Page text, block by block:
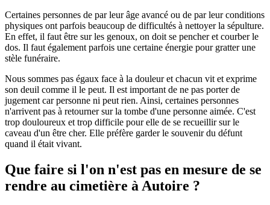
Certaines personnes de par leur âge avancé ou de par leur conditions
physiques ont parfois beaucoup de difficultés à nettoyer la sépulture.
En effet, il faut être sur les genoux, on doit se pencher et courber le
dos. Il faut également parfois une certaine énergie pour gratter une
stèle funéraire.
Nous sommes pas égaux face à la douleur et chacun vit et exprime
son deuil comme il le peut. Il est important de ne pas porter de
jugement car personne ni peut rien. Ainsi, certaines personnes
n'arrivent pas à retourner sur la tombe d'une personne aimée. C'est
trop douloureux et trop difficile pour elle de se recueillir sur le
caveau d'un être cher. Elle préfère garder le souvenir du défunt
quand il était vivant.
Que faire si l'on n'est pas en mesure de se
rendre au cimetière à Autoire ?